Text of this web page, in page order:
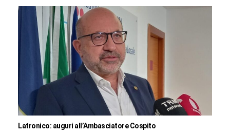
Latronico: auguri all’Ambasciatore Cospito